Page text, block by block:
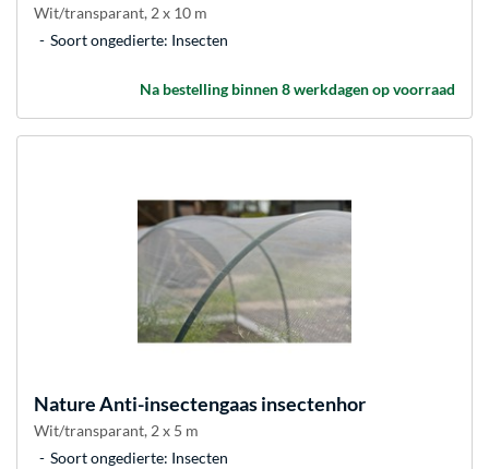
Wit/transparant, 2 x 10 m
Soort ongedierte: Insecten
Na bestelling binnen 8 werkdagen op voorraad
NatureAnti-insectengaas insectenhor
Wit/transparant, 2 x 5 m
Soort ongedierte: Insecten